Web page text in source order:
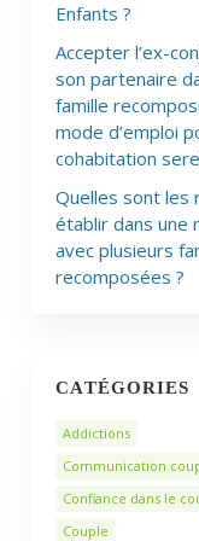
Enfants ?
Accepter l’ex-
son partenaire
famille
mode d’emploi
cohabitation
Quelles sont les
établir dans une
avec plusieurs
recomposées ?
CATÉGORIES
Addictions
Communication
Confiance dans le
Couple